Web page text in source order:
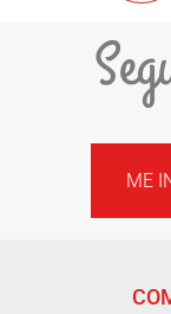
ME